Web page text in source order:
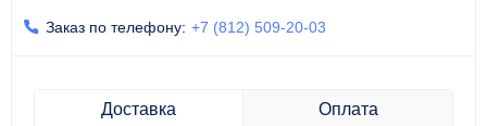
Заказ по телефону: +7 (812) 509-20-03
Доставка Оплата